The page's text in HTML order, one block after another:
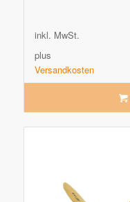
inkl. MwSt.
plus
Versandkosten